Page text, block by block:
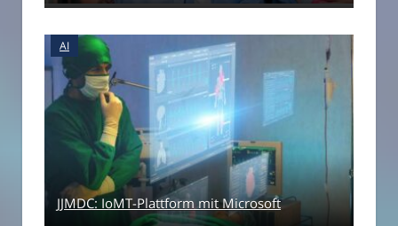
AI
JJMDC: IoMT-Plattform mit Microsoft